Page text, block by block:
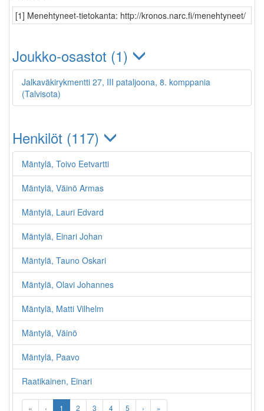
[1] Menehtyneet-tietokanta: http://kronos.narc.fi/menehtyneet/
Joukko-osastot (1)
Jalkaväkirykmentti 27, III pataljoona, 8. komppania
(Talvisota)
Henkilöt (117)
Mäntylä, Toivo Eetvartti
Mäntylä, Väinö Armas
Mäntylä, Lauri Edvard
Mäntylä, Einari Johan
Mäntylä, Tauno Oskari
Mäntylä, Olavi Johannes
Mäntylä, Matti Vilhelm
Mäntylä, Väinö
Mäntylä, Paavo
Raatikainen, Einari
« ‹ 1 2 3 4 5 › »